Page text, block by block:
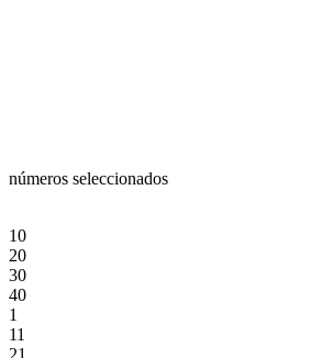
números seleccionados
10
20
30
40
1
11
21